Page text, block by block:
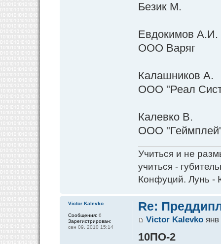
Безик М.
Евдокимов А.И.
ООО Варяг
Калашников А.
ООО "Реал
Калевко В.
ООО
Учиться и не
учиться -
Конфуций. Лунь -
Re:
Victor Kalevko
10ПО-2
Victor Kalevko
Сообщения: 6
Зарегистрирован:
сен 09, 2010 15:14